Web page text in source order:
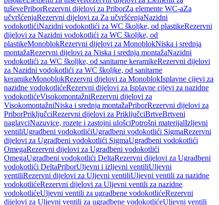
tuševePriborRezervni dijelovi za PriborZa elemente WC-aZa
učvršćenjaRezervni dijelovi za Za učvršćenjaNazidni
vodokotlićiNazidni vodokotlići za WC školjke, od plastikeRezervni
dijelovi za Nazidni vodokotlići za WC školjke, od
plastikeMonoblokRezervni dijelovi za MonoblokNiska i srednja
montažaRezervni dijelovi za Niska i srednja montažaNazidni
vodokotlići za WC školjke, od sanitarne keramikeRezervni dijelovi
za Nazidni vodokotlići za WC školjke, od sanitarne
keramikeMonoblokRezervni dijelovi za MonoblokIsplavne cijevi za
nazidne vodokotlićeRezervni dijelovi za Isplavne cijevi za nazidne
vodokotlićeVisokomontažniRezervni dijelovi za
VisokomontažniNiska i srednja montažaPriborRezervni dijelovi za
PriborPriključciRezervni dijelovi za PriključciBrtveBrtveni
naglavciNazuvice, rozete i zastojni ulošciPotrošni materijalIzljevni
ventiliUgradbeni vodokotlićiUgradbeni vodokotlići SigmaRezervni
dijelovi za Ugradbeni vodokotlići SigmaUgradbeni vodokotlići
OmegaRezervni dijelovi za Ugradbeni vodokotlići
OmegaUgradbeni vodokotlići DeltaRezervni dijelovi za Ugradbeni
vodokotlići DeltaPriborUljevni i izljevni ventiliUljevni
ventiliRezervni dijelovi za Uljevni ventiliUljevni ventili za nazidne
vodokotlićeRezervni dijelovi za Uljevni ventili za nazidne
vodokotlićeUljevni ventili za ugradbene vodokotlićeRezervni
dijelovi za Uljevni ventili za ugradbene vodokotlićeUljevni ventili